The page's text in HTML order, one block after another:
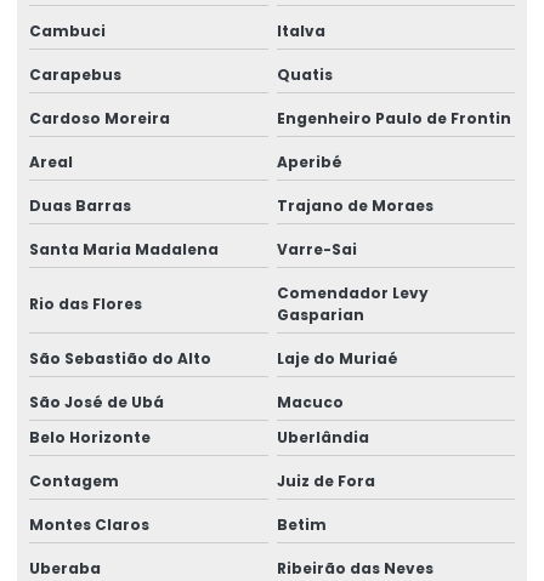
Elaboração de subsídios técnicos para contestação
Empresa de aep
Empresa de análise ergonômica do trabalho
Empresa de análise ergonômica preliminar
Empresa de análise de ntep
Empresa de assessoria em ergonomia
Empresa de assessoria jurídica
Empresa de assistência pericial
Empresa de avaliação de capacidade laborativa
Empresa de consultoria em ergonomia
Empresa de consultoria higiene ocupacional
Empresa de consultoria em ntep
Cambuci Italva
Carapebus Quatis
Cardoso Moreira Engenheiro Paulo de Frontin
Areal Aperibé
Duas Barras Trajano de Moraes
Santa Maria Madalena Varre-Sai
Rio das Flores
Comendador Levy
Gasparian
São Sebastião do Alto Laje do Muriaé
São José de Ubá
Macuco
Belo Horizonte
Uberlândia
Contagem Juiz de Fora
Montes Claros Betim
Uberaba Ribeirão das Neves